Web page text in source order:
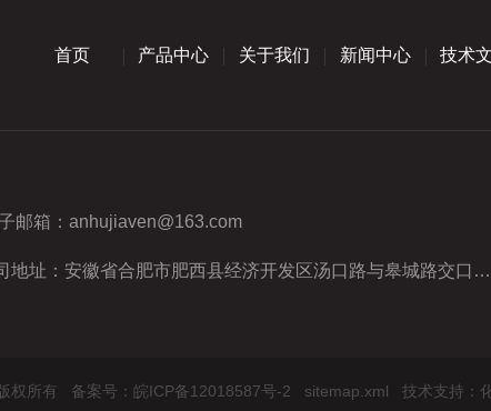
首页 产品中心 关于我们 新闻中心 技术
邮箱： anhujiaven@163.com
址：安徽省合肥市肥西县经济开发区汤口路与皋城路交口人民万福产业园S2-8栋
权所有 备案号：皖ICP备12018587号-2 sitemap.xml 技术支持：